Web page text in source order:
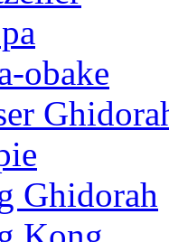
obake
Ghidorah